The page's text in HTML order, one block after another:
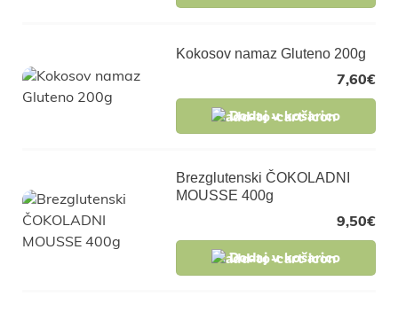
Kokosov namaz Gluteno 200g
7,60€
Dodaj v košarico
Brezglutenski ČOKOLADNI
MOUSSE 400g
9,50€
Dodaj v košarico